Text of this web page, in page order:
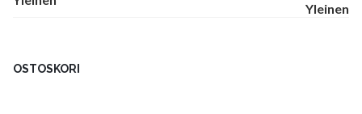
Yleinen
OSTOSKORI